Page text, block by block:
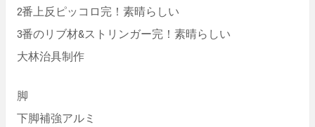
2番上反ピッコロ完！素晴らしい
3番のリブ材&ストリンガー完！素晴らしい
大林治具制作
脚
下脚補強アルミ